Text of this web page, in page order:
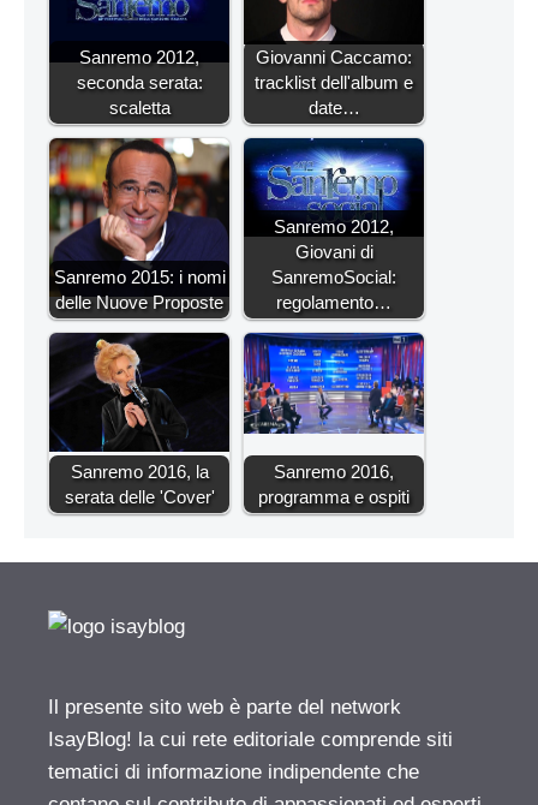
Sanremo 2012,
seconda serata:
scaletta
Giovanni Caccamo:
tracklist dell'album e
date…
Sanremo 2015: i nomi
delle Nuove Proposte
Sanremo 2012,
Giovani di
SanremoSocial:
regolamento…
Sanremo 2016, la
serata delle 'Cover'
Sanremo 2016,
programma e ospiti
Il presente sito web è parte del network
IsayBlog! la cui rete editoriale comprende siti
tematici di informazione indipendente che